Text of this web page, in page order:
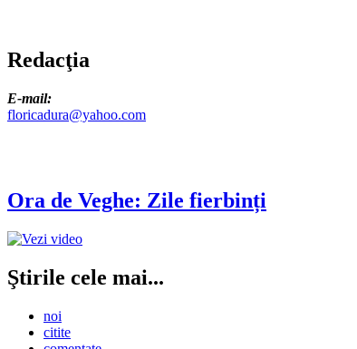
Redacţia
E-mail:
floricadura@yahoo.com
Ora de Veghe: Zile fierbinți
Ştirile cele mai...
noi
citite